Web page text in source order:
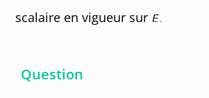
scalaire en vigueur sur
Question